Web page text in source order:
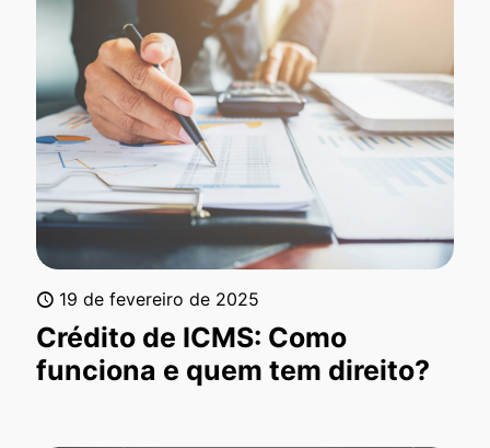
19 de fevereiro de 2025
Crédito de ICMS: Como
funciona e quem tem direito?